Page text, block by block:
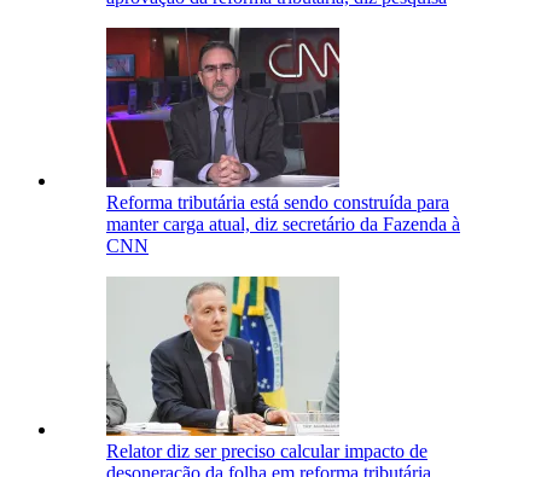
Reforma tributária está sendo construída para
manter carga atual, diz secretário da Fazenda à
CNN
Relator diz ser preciso calcular impacto de
desoneração da folha em reforma tributária